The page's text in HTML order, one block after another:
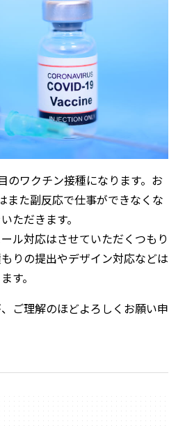
のワクチン接種になります。お
また副反応で仕事ができなくな
ただきます。
ル対応はさせていただくつもり
りの提出やデザイン対応などは
す。
ご理解のほどよろしくお願い申